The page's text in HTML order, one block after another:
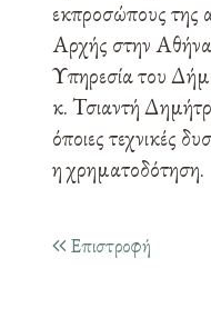
εκπροσώπους της
Αρχής στην
Υπηρεσία του
κ. Τσιαντή
όποιες τεχνικές
η χρηματοδότηση.
Επιστροφή